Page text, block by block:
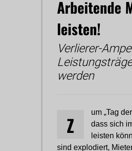
Arbeitende
leisten!
Verlierer-
werden
Z
um „Tag
dass sich
leisten
sind explodiert,